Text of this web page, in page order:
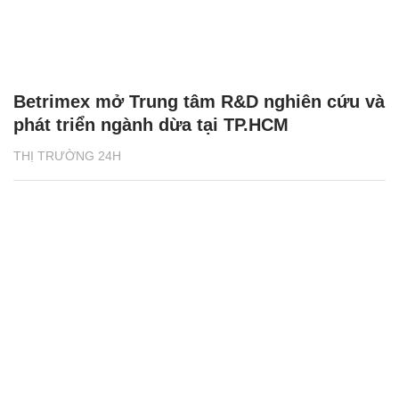
THỊ TRƯỜNG 24H
Betrimex mở Trung tâm R&D nghiên cứu và
phát triển ngành dừa tại TP.HCM